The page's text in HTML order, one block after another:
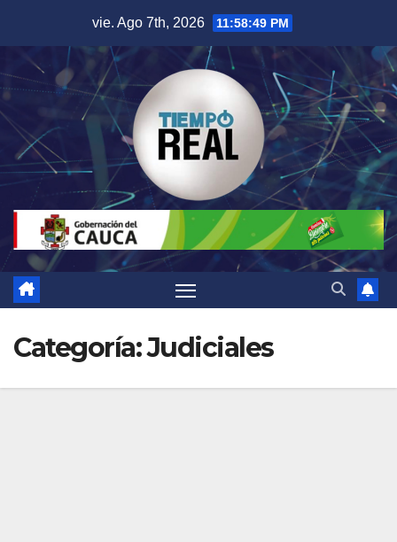
contenido
vie. Ago 7th, 2026 11:58:50 PM
Categoría:Judiciales